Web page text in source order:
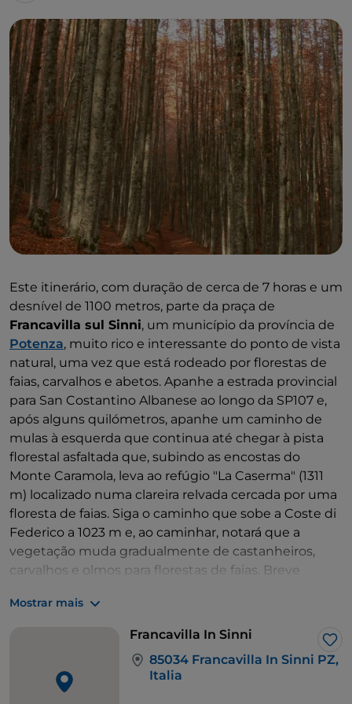
Este itinerário, com duração de cerca de 7 horas e um
desnível de 1100 metros, parte da praça de
Francavilla sul Sinni, um município da província de
Potenza, muito rico e interessante do ponto de vista
natural, uma vez que está rodeado por florestas de
faias, carvalhos e abetos. Apanhe a estrada provincial
para San Costantino Albanese ao longo da SP107 e,
após alguns quilómetros, apanhe um caminho de
mulas à esquerda que continua até chegar à pista
florestal asfaltada que, subindo as encostas do
Monte Caramola, leva ao refúgio "La Caserma" (1311
m) localizado numa clareira relvada cercada por uma
floresta de faias. Siga o caminho que sobe a Coste di
Federico a 1023 m e, ao caminhar, notará que a
vegetação muda gradualmente de castanheiros,
carvalhos e olmos para florestas de faias. Breve
um pequeno lago espontâneo onde se encontram
várias espécies aquáticas, e continua-se seguindo a
pista que sobe a floresta de faias. Depois de algumas
centenas de metros, encontra-se o sinal que indica a
Reserva Natural Orientada Rubbio
Mostrar mais
Francavilla In Sinni
85034 Francavilla In Sinni PZ,
Italia